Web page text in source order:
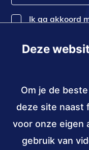
Deze
Om je de
deze site naast
voor onze eigen
gebruik van
Ik ga akkoord
Inschrijven
Contact
030 - 239 82 70
info@accessibility.nl